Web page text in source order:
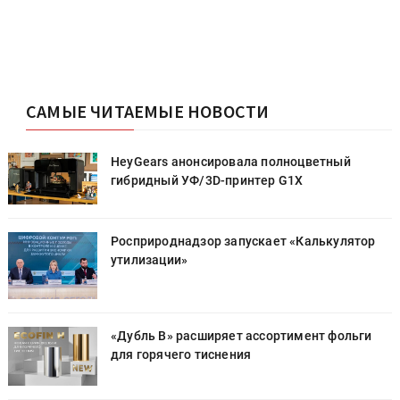
САМЫЕ ЧИТАЕМЫЕ НОВОСТИ
HeyGears анонсировала полноцветный
гибридный УФ/3D-принтер G1X
Росприроднадзор запускает «Калькулятор
утилизации»
«Дубль В» расширяет ассортимент фольги
для горячего тиснения